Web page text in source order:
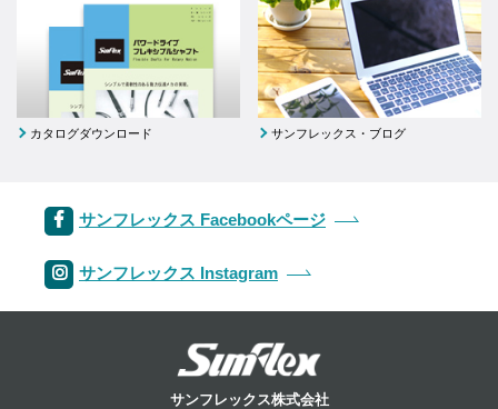
カタログダウンロード サンフレックス・ブログ
サンフレックス Facebookページ
サンフレックス Instagram
サンフレックス株式会社